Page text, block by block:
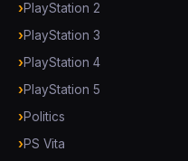
PlayStation 2
PlayStation 3
PlayStation 4
PlayStation 5
Politics
PS Vita